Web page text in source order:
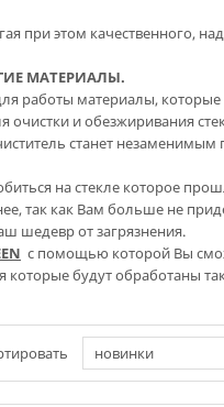
при этом качественного,
МАТЕРИАЛЫ.
работы материалы,
очистки и обезжиривания
станет
на стекле которое
так как Вам больше не
шедевр от загрязнения.
с помощью которой Вы
будут обработаны
новинки